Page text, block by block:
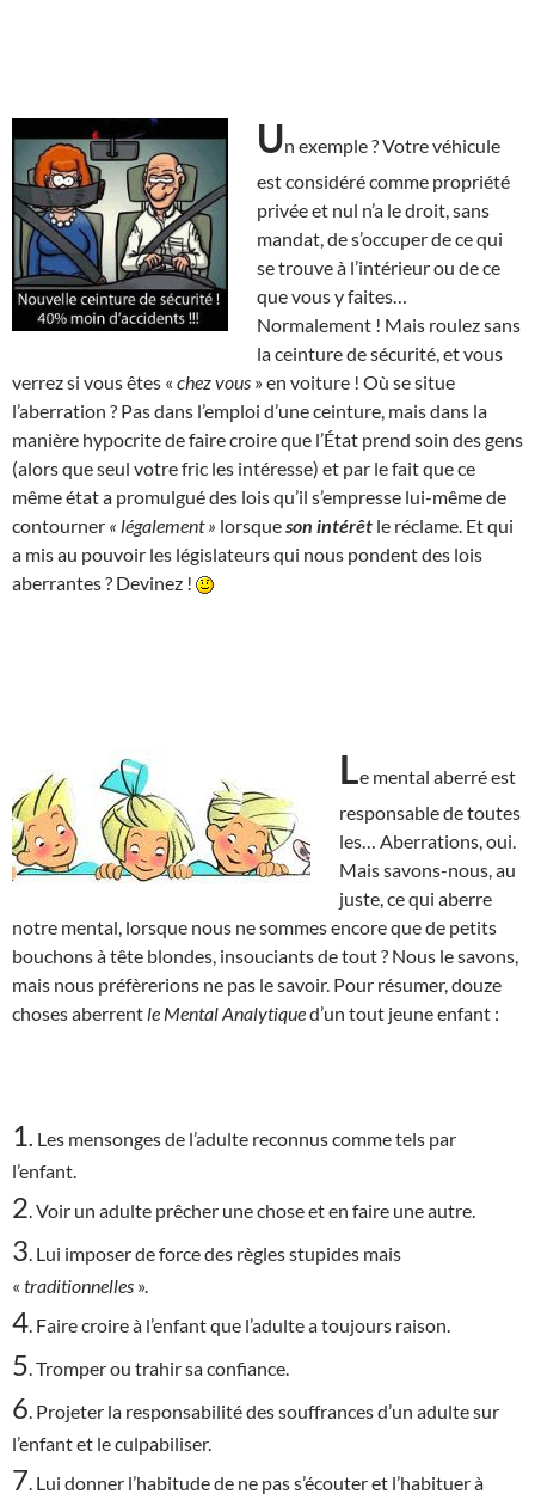
Un exemple ? Votre véhicule
est considéré comme propriété
privée et nul n’a le droit, sans
mandat, de s’occuper de ce qui
se trouve à l’intérieur ou de ce
que vous y faites…
Normalement ! Mais roulez sans
la ceinture de sécurité, et vous
verrez si vous êtes « chez vous » en voiture ! Où se situe
l’aberration ? Pas dans l’emploi d’une ceinture, mais dans la
manière hypocrite de faire croire que l’État prend soin des gens
(alors que seul votre fric les intéresse) et par le fait que ce
même état a promulgué des lois qu’il s’empresse lui-même de
contourner « légalement » lorsqueson intérêt le réclame. Et qui
a mis au pouvoir les législateurs qui nous pondent des lois
aberrantes ? Devinez !
Le mental aberré est
responsable de toutes
les… Aberrations, oui.
Mais savons-nous, au
juste, ce qui aberre
notre mental, lorsque nous ne sommes encore que de petits
bouchons à tête blondes, insouciants de tout ? Nous le savons,
mais nous préfèrerions ne pas le savoir. Pour résumer, douze
choses aberrent le Mental Analytiqued’un tout jeune enfant :
1
Les mensonges de l’adulte reconnus comme tels par
l’enfant.
2 . Voir un adulte prêcher une chose et en faire une autre.
3 . Lui imposer de force des règles stupides mais
« traditionnelles ».
4 . Faire croire à l’enfant que l’adulte a toujours raison.
5 . Tromper ou trahir sa confiance.
6 . Projeter la responsabilité des souffrances d’un adulte sur
l’enfant et le culpabiliser.
7 . Lui donner l’habitude de ne pas s’écouter et l’habituer à